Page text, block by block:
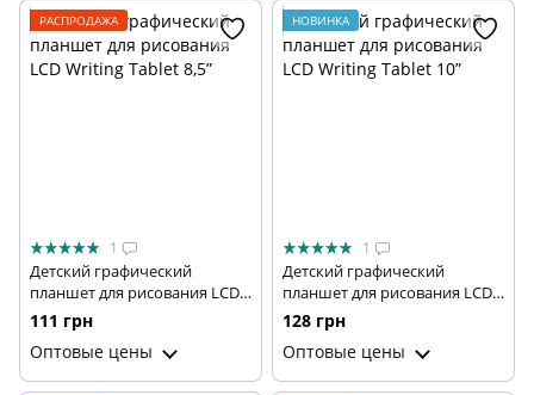
РАСПРОДАЖА
1
Детский графический
планшет для рисования LCD
Writing Tablet 8,5”
111 грн
Оптовые цены
НОВИНКА
1
Детский графический
планшет для рисования LCD
Writing Tablet 10”
128 грн
Оптовые цены